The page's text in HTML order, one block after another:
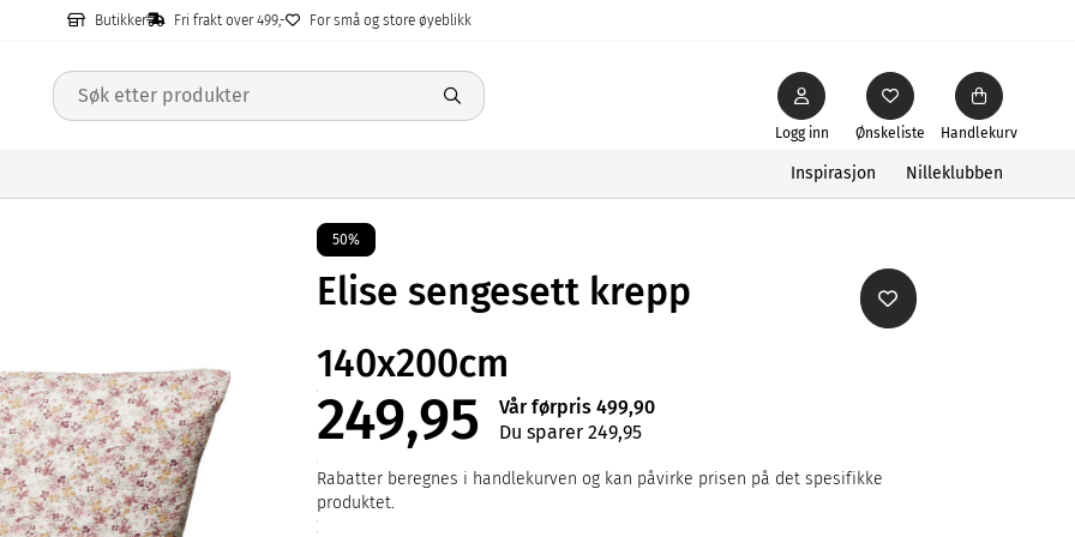
Butikker Fri frakt over 499,- For små og store øyeblikk
Ønskeliste
Logg inn Handlekurv
Inspirasjon Nilleklubben
50%
Elise sengesett krepp
140x200cm
249,95
Vår førpris 499,90
Du sparer 249,95
Rabatter beregnes i handlekurven og kan påvirke prisen på det spesifikke
produktet.